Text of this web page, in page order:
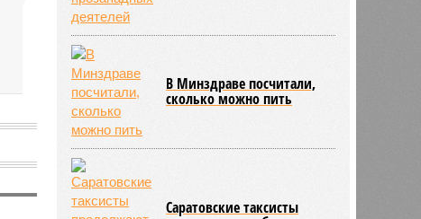
В Минздраве посчитали,
сколько можно пить
Саратовские таксисты